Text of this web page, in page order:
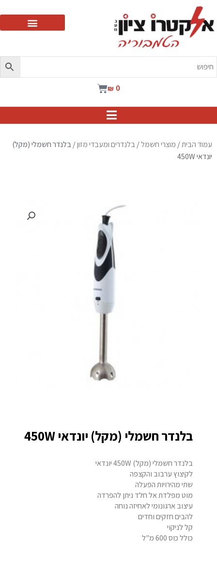
₪ 0
עגלת
עמוד הבית/ מוצרי חשמל/ בלנדרים ומעבדי מזון/ בלנדר חשמלי (מקל)
יונדאי 450W
בלנדר חשמלי (מקל) יונדאי 450W
בלנדר חשמלי (מקל) 450W יונדאי
לקיצוץ ערבוב והקצפה
שתי מהירויות הפעלה
מוט מפלדת אל חלד ניתן להפרדה
עיצוב ארגונומי לאחיזה נוחה
להבים חזקים וחדים
קל לניקוי
כולל כוס 600 מ"ל